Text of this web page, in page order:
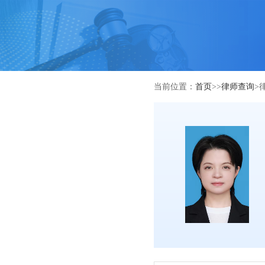
当前位置： 首页>>律师查询>